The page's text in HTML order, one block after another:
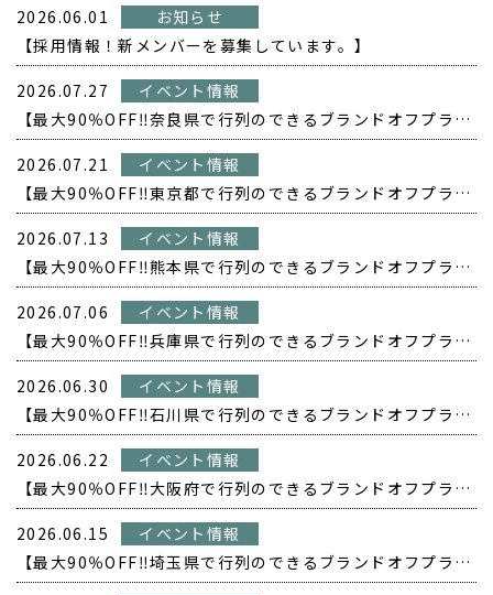
2026.06.01
お知らせ
【採用情報！新メンバーを募集しています。】
2026.07.27
イベント情報
【最大90％OFF‼️奈良県で行列のできるブランドオフプライス POPUP開催❗️】
2026.07.21
イベント情報
【最大90％OFF‼️東京都で行列のできるブランドオフプライス POPUP開催❗️】
2026.07.13
イベント情報
【最大90％OFF‼️熊本県で行列のできるブランドオフプライス POPUP開催❗️】
2026.07.06
イベント情報
【最大90％OFF‼️兵庫県で行列のできるブランドオフプライス POPUP開催❗️】
2026.06.30
イベント情報
【最大90％OFF‼️石川県で行列のできるブランドオフプライス POPUP開催❗️】
2026.06.22
イベント情報
【最大90％OFF‼️大阪府で行列のできるブランドオフプライス POPUP開催❗️】
2026.06.15
イベント情報
【最大90％OFF‼️埼玉県で行列のできるブランドオフプライス POPUP開催❗️】